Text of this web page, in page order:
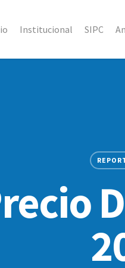
Institucional SIPC